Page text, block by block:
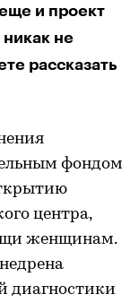
и проект
не
рассказать
фондом
центра,
женщинам.
диагностики